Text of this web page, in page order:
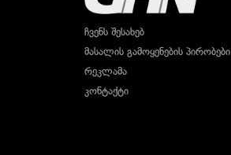
ჩვენს შესახებ
მასალის გამოყენების პირობები
რეკლამა
კონტაქტი